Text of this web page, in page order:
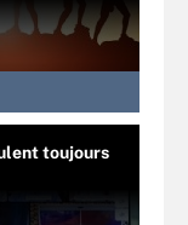
toujours